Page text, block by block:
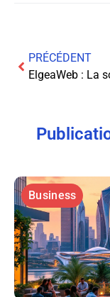
PRÉCÉDENT
Business